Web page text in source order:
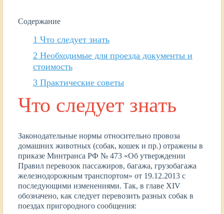
Содержание
1 Что следует знать
2 Необходимые для проезда документы и
стоимость
3 Практические советы
Что следует знать
Законодательные нормы относительно провоза
домашних животных (собак, кошек и пр.) отражены в
приказе Минтранса РФ № 473 «Об утверждении
Правил перевозок пассажиров, багажа, грузобагажа
железнодорожным транспортом» от 19.12.2013 с
последующими изменениями. Так, в главе XIV
обозначено, как следует перевозить разных собак в
поездах пригородного сообщения: